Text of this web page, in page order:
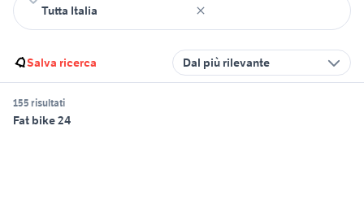
Salva ricerca Dal più rilevante
155 risultati
Fat bike 24